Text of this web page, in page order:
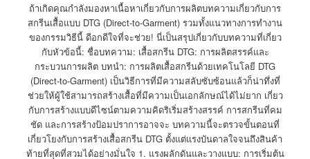
ถ้าเกิดคุณกำลังมองหาเนื้อหาเกี่ยวกับการผลิตบทความเกี่ยวกับการ
สกรีนเสื้อแบบ DTG (Direct-to-Garment) รวมทั้งแนวทางการทำงาน
ของกรรมวิธีนี้ ดีอกดีใจที่จะช่วย! นี่เป็นสรุปเกี่ยวกับบทความที่เกี่ยว
กับหัวข้อนี้: ชื่อบทความ: เสื้อสกรีน DTG: การผลิตสรรค์และ
กระบวนการผลิต บทนำ: การผลิตเสื้อสกรีนด้วยเทคโนโลยี DTG
(Direct-to-Garment) เป็นวิธีการที่มีความสลับซับซ้อนแล้วก็น่าทึ่งที่
ช่วยให้ผู้ใช้สามารถสร้างเสื้อที่มีความเป็นเอกลักษณ์ได้ไม่ยาก เกี่ยว
กับการสร้างแบบดีไซน์ตามความคิดริเริ่มสร้างสรรค์ การสกรีนที่คม
ชัด และการสร้างป้อมปราการอาจจะ บทความนี้จะตรวจขั้นตอนที่
เกี่ยวโยงกับการสร้างเสื้อสกรีน DTG ตั้งแต่แรงบันดาลใจจนถึงสินค้า
ท้ายที่สุดที่สวมได้อย่างมั่นใจ 1. แรงผลักดันและวางแบบ: การเริ่มต้น